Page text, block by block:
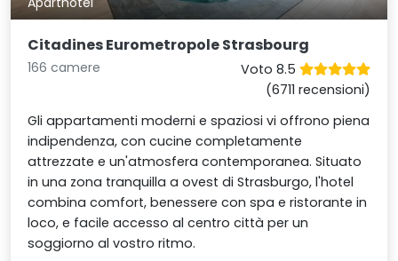
Citadines Eurometropole Strasbourg
166 camere
Voto 8.5
(6711 recensioni)
Gli appartamenti moderni e spaziosi vi offrono piena
indipendenza, con cucine completamente
attrezzate e un'atmosfera contemporanea. Situato
in una zona tranquilla a ovest di Strasburgo, l'hotel
combina comfort, benessere con spa e ristorante in
loco, e facile accesso al centro città per un
soggiorno al vostro ritmo.